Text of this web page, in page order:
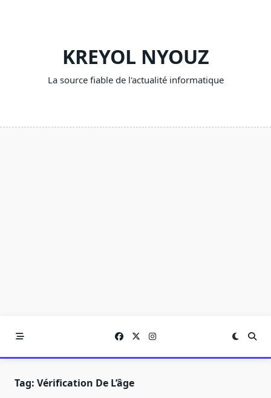
KREYOL NYOUZ
La source fiable de l'actualité informatique
Tag: Vérification De L’âge